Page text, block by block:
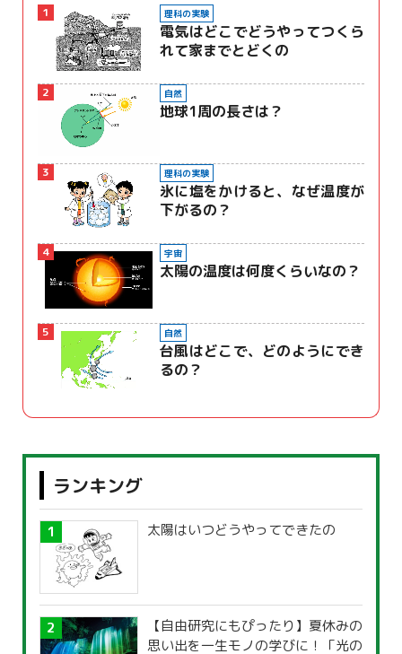
1 理科の実験
電気はどこでどうやってつくら
れて家までとどくの
2 自然
地球1周の長さは？
3 理科の実験
氷に塩をかけると、なぜ温度が
下がるの？
4 宇宙
太陽の温度は何度くらいなの？
5 自然
台風はどこで、どのようにでき
るの？
ランキング
太陽はいつどうやってできたの
【自由研究にもぴったり】夏休みの
思い出を一生モノの学びに！「光の